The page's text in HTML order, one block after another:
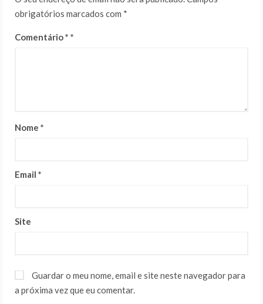
obrigatórios marcados com *
Comentário*
Nome *
Email *
Site
Guardar o meu nome, email e site neste navegador para
a próxima vez que eu comentar.